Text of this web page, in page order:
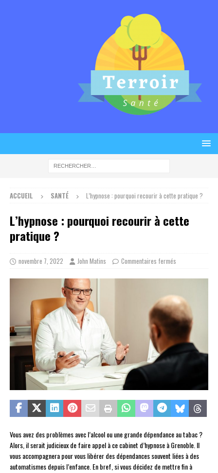
ACCUEIL SANTÉ L’hypnose : pourquoi recourir à cette pratique ?
L’hypnose : pourquoi recourir à cette
pratique ?
novembre 7, 2022 John Matins Commentaires fermés
Vous avez des problèmes avec l’alcool ou une grande dépendance au tabac ?
Alors, il serait judicieux de faire appel à ce cabinet d’hypnose à Grenoble. Il
vous accompagnera pour vous libérer des dépendances souvent liées à des
automatismes depuis l’enfance. En bref, si vous décidez de mettre fin à